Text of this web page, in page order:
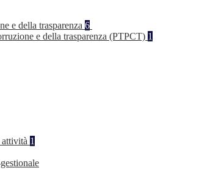
e della trasparenza 6
e della trasparenza (PTPCT) 1
1